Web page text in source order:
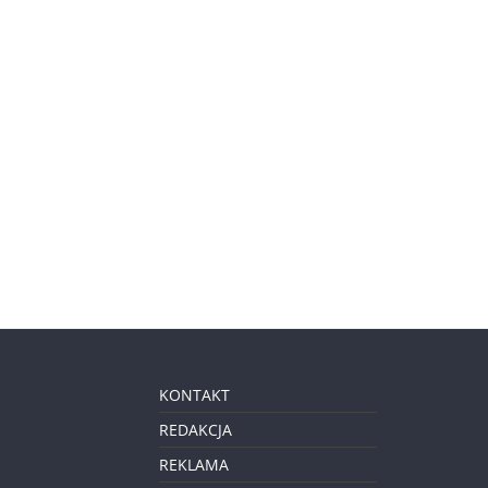
KONTAKT
REDAKCJA
REKLAMA